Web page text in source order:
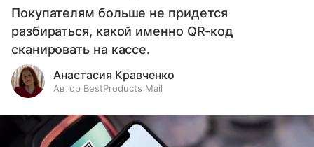
Покупателям больше не придется
разбираться, какой именно QR-код
сканировать на кассе.
Анастасия Кравченко
Автор BestProducts Mail